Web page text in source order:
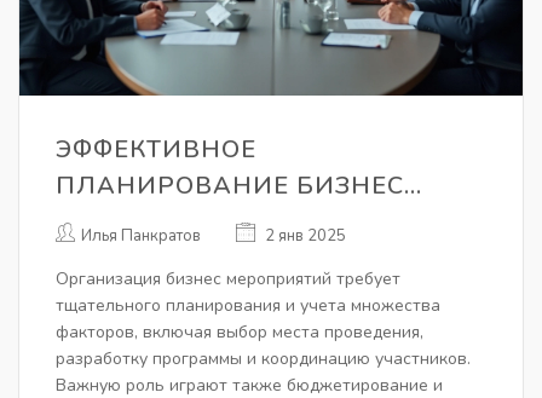
ЭФФЕКТИВНОЕ
ПЛАНИРОВАНИЕ БИЗНЕС
МЕРОПРИЯТИЙ: СЕКРЕТЫ И
Илья Панкратов 2 янв 2025
Организация бизнес мероприятий требует
тщательного планирования и учета множества
факторов, включая выбор места проведения,
разработку программы и координацию участников.
Важную роль играют также бюджетирование и